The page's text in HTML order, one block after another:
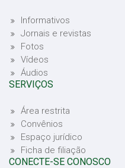
Informativos
Jornais e revistas
Fotos
Vídeos
Áudios
SERVIÇOS
Área restrita
Convênios
Espaço jurídico
Ficha de filiação
CONECTE-SE CONOSCO